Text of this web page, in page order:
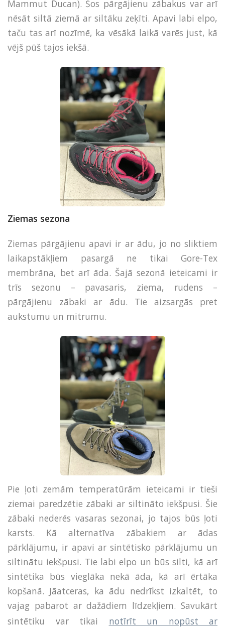
Mammut Ducan). Šos pārgājienu zābakus var arī
nēsāt siltā ziemā ar siltāku zeķīti. Apavi labi elpo,
taču tas arī nozīmē, ka vēsākā laikā varēs just, kā
vējš pūš tajos iekšā.
Ziemas sezona
Ziemas pārgājienu apavi ir ar ādu, jo no sliktiem
laikapstākļiem pasargā ne tikai Gore-Tex
membrāna, bet arī āda. Šajā sezonā ieteicami ir
trīs sezonu – pavasaris, ziema, rudens –
pārgājienu zābaki ar ādu. Tie aizsargās pret
aukstumu un mitrumu.
Pie ļoti zemām temperatūrām ieteicami ir tieši
ziemai paredzētie zābaki ar siltināto iekšpusi. Šie
zābaki nederēs vasaras sezonai, jo tajos būs ļoti
karsts. Kā alternatīva zābakiem ar ādas
pārklājumu, ir apavi ar sintētisko pārklājumu un
siltinātu iekšpusi. Tie labi elpo un būs silti, kā arī
sintētika būs vieglāka nekā āda, kā arī ērtāka
kopšanā. Jāatceras, ka ādu nedrīkst izkaltēt, to
vajag pabarot ar dažādiem līdzekļiem. Savukārt
sintētiku var tikai notīrīt un nopūst ar